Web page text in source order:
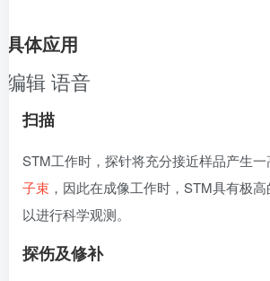
具体应用
编辑 语音
扫描
STM工作时，探针将充分接近样品产生
子束 ，因此在成像工作时，STM具有极
以进行科学观测。
探伤及修补